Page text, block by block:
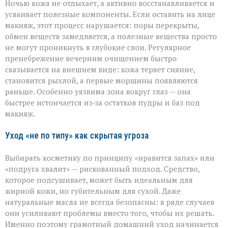
Ночью кожа не отдыхает, а активно восстанавливается и
усваивает полезные компоненты. Если оставить на лице
макияж, этот процесс нарушается: поры перекрыты,
обмен веществ замедляется, а полезные вещества просто
не могут проникнуть в глубокие слои. Регулярное
пренебрежение вечерним очищением быстро
сказывается на внешнем виде: кожа теряет сияние,
становится рыхлой, а первые морщины появляются
раньше. Особенно уязвима зона вокруг глаз — она
быстрее истончается из‑за остатков пудры и баз под
макияж.
Уход «не по типу» как скрытая угроза
Выбирать косметику по принципу «нравится запах» или
«подруга хвалит» — рискованный подход. Средство,
которое подсушивает, может быть идеальным для
жирной кожи, но губительным для сухой. Даже
натуральные масла не всегда безопасны: в ряде случаев
они усиливают проблемы вместо того, чтобы их решать.
Именно поэтому грамотный домашний уход начинается